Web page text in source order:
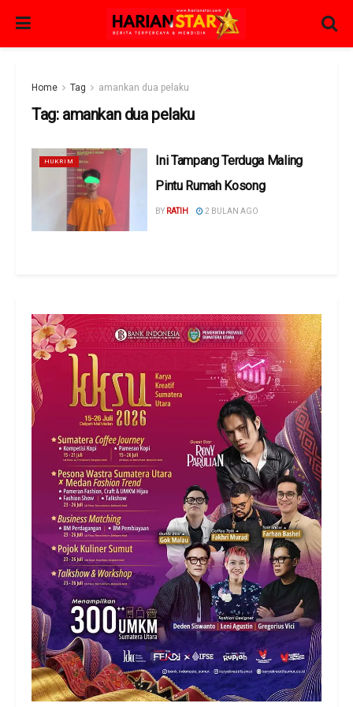
Home Tag amankan dua pelaku
Tag: amankan dua pelaku
HUKRIM
Ini Tampang Terduga Maling
Pintu Rumah Kosong
BY RATIH 2 BULAN AGO